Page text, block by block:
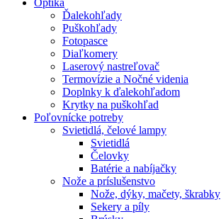
Optika
Ďalekohľady
Puškohľady
Fotopasce
Diaľkomery
Laserový nastreľovač
Termovízie a Nočné videnia
Doplnky k ďalekohľadom
Krytky na puškohľad
Poľovnícke potreby
Svietidlá, čelové lampy
Svietidlá
Čelovky
Batérie a nabíjačky
Nože a príslušenstvo
Nože, dýky, mačety, škrabky
Sekery a píly